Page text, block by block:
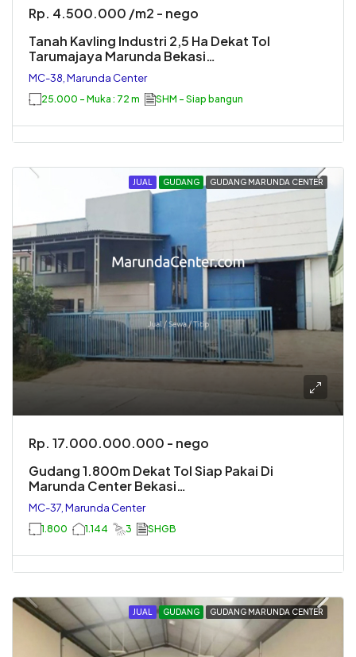
Rp. 4.500.000 /m2 - nego
Tanah Kavling Industri 2,5 Ha Dekat Tol
Tarumajaya Marunda Bekasi…
MC-38, Marunda Center
25.000 - Muka : 72 m SHM - Siap bangun
JUAL GUDANG GUDANG MARUNDA CENTER
Rp. 17.000.000.000 - nego
Gudang 1.800m Dekat Tol Siap Pakai Di
Marunda Center Bekasi…
MC-37, Marunda Center
1.800 1.144 3 SHGB
JUAL GUDANG GUDANG MARUNDA CENTER